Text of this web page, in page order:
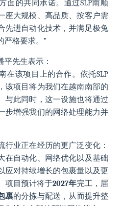
面的共同承诺。通过SLP南顺
座大规模、高品质、按客户需
先进自动化技术，并满足极兔
严格要求。”
平先生表示：
在该项目上的合作。依托SLP
该项目将为我们在越南南部的
与此同时，这一设施也将通过
步增强我们的网络处理能力并
行业正在经历的更广泛变化：
在自动化、网络优化以及基础
应对持续增长的包裹量以及更
项目预计将于2027年完工，届
裹的分拣与配送，从而提升整